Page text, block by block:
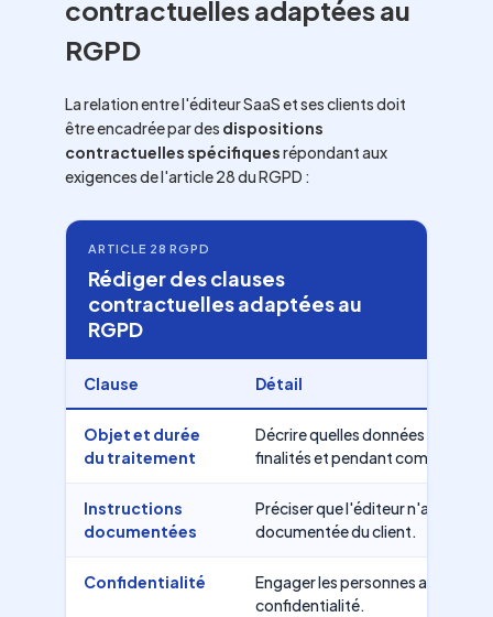
contractuelles adaptées au
RGPD
La relation entre l'éditeur SaaS et ses clients doit
être encadrée par des dispositions
contractuelles spécifiquesrépondant aux
exigences de l'article 28 du RGPD :
ARTICLE 28 RGPD
Rédiger des clauses
contractuelles adaptées au
RGPD
Clause Détail
Objet et durée
du traitement
Décrire quelles données sont
finalités et pendant combien de
Instructions
documentées
Préciser que l'éditeur n'agit que
documentée du client.
Confidentialité
Engager les personnes
confidentialité.